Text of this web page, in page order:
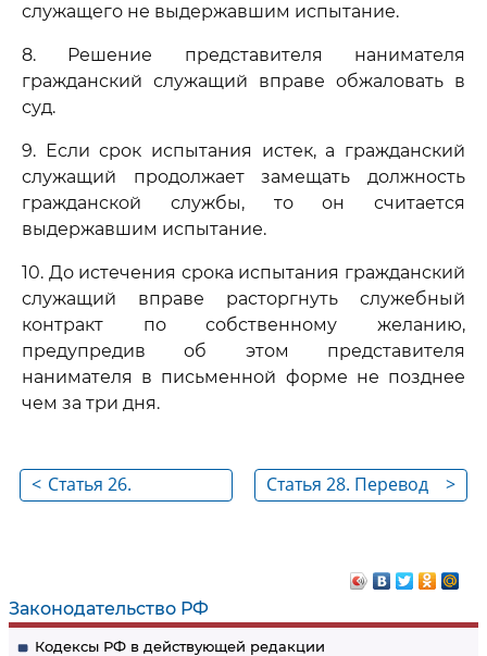
Законодательство РФ
Кодексы РФ в действующей редакции
служащего не выдержавшим испытание.
8. Решение представителя нанимателя
гражданский служащий вправе обжаловать в
суд.
9. Если срок испытания истек, а гражданский
служащий продолжает замещать должность
гражданской службы, то он считается
выдержавшим испытание.
10. До истечения срока испытания гражданский
служащий вправе расторгнуть служебный
контракт по собственному желанию,
предупредив об этом представителя
нанимателя в письменной форме не позднее
чем за три дня.
< Статья 26.
>
Статья 28. Перевод
службы или
перемещение